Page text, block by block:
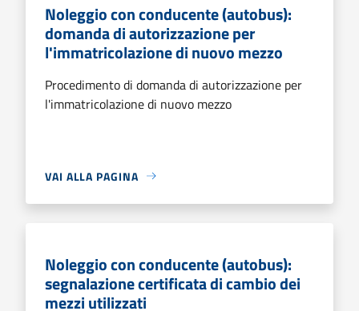
Noleggio con conducente (autobus):
domanda di autorizzazione per
l'immatricolazione di nuovo mezzo
Procedimento di domanda di autorizzazione per
l'immatricolazione di nuovo mezzo
VAI ALLA PAGINA
Noleggio con conducente (autobus):
segnalazione certificata di cambio dei
mezzi utilizzati